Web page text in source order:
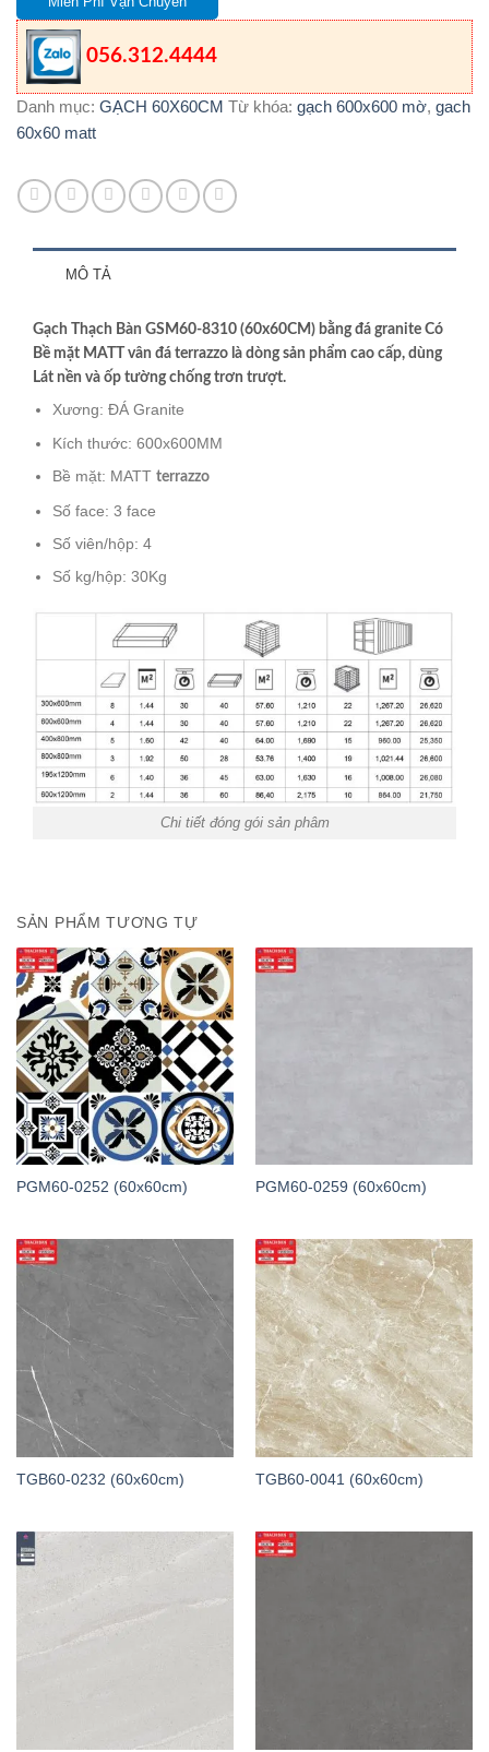
056.312.4444
Danh mục: GẠCH 60X60CM Từ khóa: gạch 600x600 mờ, gach
60x60 matt
MÔ TẢ
Gạch Thạch Bàn GSM60-8310 (60x60CM) bằng đá granite Có
Bề mặt MATT vân đá terrazzo là dòng sản phẩm cao cấp, dùng
Lát nền và ốp tường chống trơn trượt.
Xương: ĐÁ Granite
Kích thước: 600x600MM
Bề mặt: MATTterrazzo
Số face: 3 face
Số viên/hộp: 4
Số kg/hộp: 30Kg
Chi tiết đóng gói sản phâm
SẢN PHẨM TƯƠNG TỰ
PGM60-0252 (60x60cm) PGM60-0259 (60x60cm)
TGB60-0232 (60x60cm) TGB60-0041 (60x60cm)